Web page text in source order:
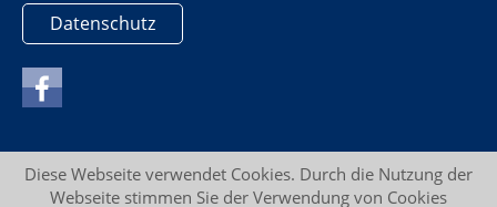
Datenschutz
Diese Webseite verwendet Cookies. Durch die Nutzung der
Webseite stimmen Sie der Verwendung von Cookies